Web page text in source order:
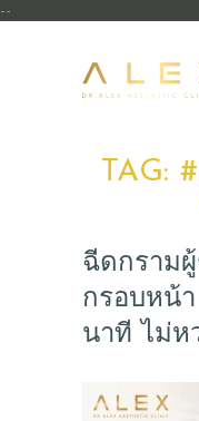
--
TAG:
ฉีดกราม
กรอบหน้า
นาที ไม่ห